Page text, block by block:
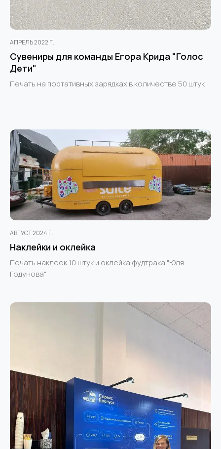
АПРЕЛЬ 2022 Г.
Сувениры для команды Егора Крида "Голос
Дети"
Печать на портативных зарядках в количестве 50 штук
АВГУСТ 2024 Г.
Наклейки и оклейка
Печать наклеек 10 штук и оклейка фудтрака "Юля
Годунова"